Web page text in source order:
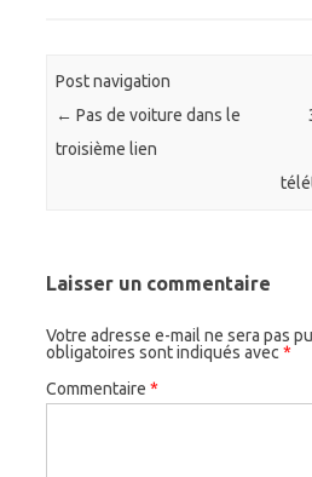
Post navigation
← Pas de voiture dans le
troisième lien
Laisser un commentaire
Votre adresse e-mail ne sera pas
obligatoires sont indiqués avec *
Commentaire *